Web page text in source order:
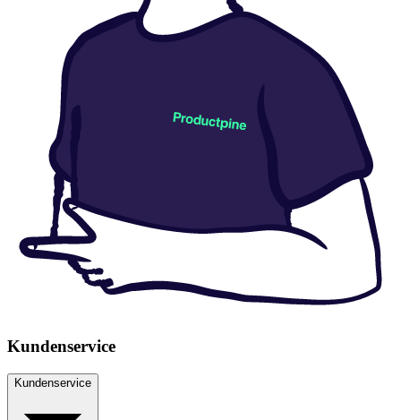
Kundenservice
Kundenservice